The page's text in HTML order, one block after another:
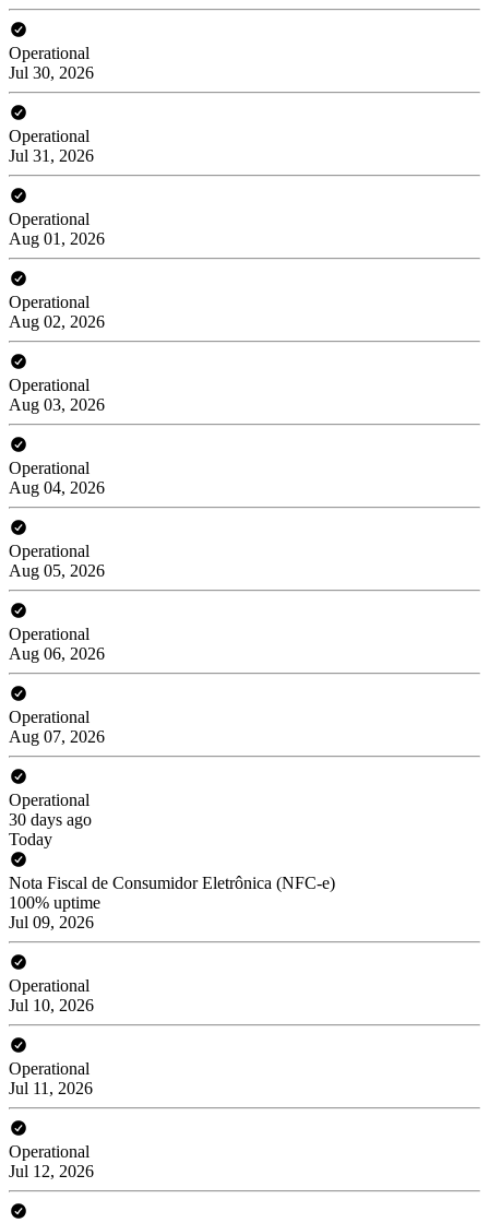
Operational
Jul 30, 2026
Operational
Jul 31, 2026
Operational
Aug 01, 2026
Operational
Aug 02, 2026
Operational
Aug 03, 2026
Operational
Aug 04, 2026
Operational
Aug 05, 2026
Operational
Aug 06, 2026
Operational
Aug 07, 2026
Operational
30 days ago
Today
Nota Fiscal de Consumidor Eletrônica (NFC-e)
100% uptime
Jul 09, 2026
Operational
Jul 10, 2026
Operational
Jul 11, 2026
Operational
Jul 12, 2026